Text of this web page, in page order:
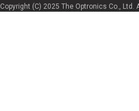
Copyright (C) 2025 The Optronics Co., Ltd.